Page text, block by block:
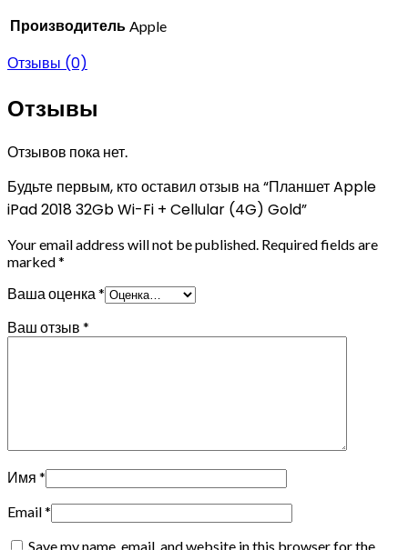
Производитель Apple
Отзывы (0)
Отзывы
Отзывов пока нет.
Будьте первым, кто оставил отзыв на “Планшет Apple
iPad 2018 32Gb Wi-Fi + Cellular (4G) Gold”
Your email address will not be published. Required fields are
marked*
Ваша оценка *
Ваш отзыв *
Имя *
Email*
Save my name, email, and website in this browser for the